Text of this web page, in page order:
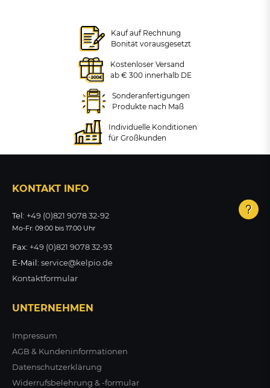
Mülltonne aus Kunststoff
mit 2 Rädern, 80L
ZUM PRODUKT
mit 2 Rädern und Schiene,
+ VARIANTEN
ab 179,82 €
ZUM PRODUKT
Mülltonne aus Kunststoff mit
ab 149,44 €
ZUM PRODUKT
Kauf auf Rechnung
Bonität vorausgesetzt
Kostenloser Versand
ab € 300 innerhalb DE
Sonderanfertigungen
Produkte nach Maß
Individuelle Konditionen
für Großkunden
KONTAKT INFO
Tel: +49 (0)821 9078 32-92
Mo-Fr: 09:00 bis 17:00 Uhr
Fax: +49 (0)821 9078 32-93
E-Mail: service@kelpio.de
Kontaktformular
UNTERNEHMEN
Impressum
AGB & Kundeninformationen
Datenschutzerklärung
Widerrufsbelehrung & -formular